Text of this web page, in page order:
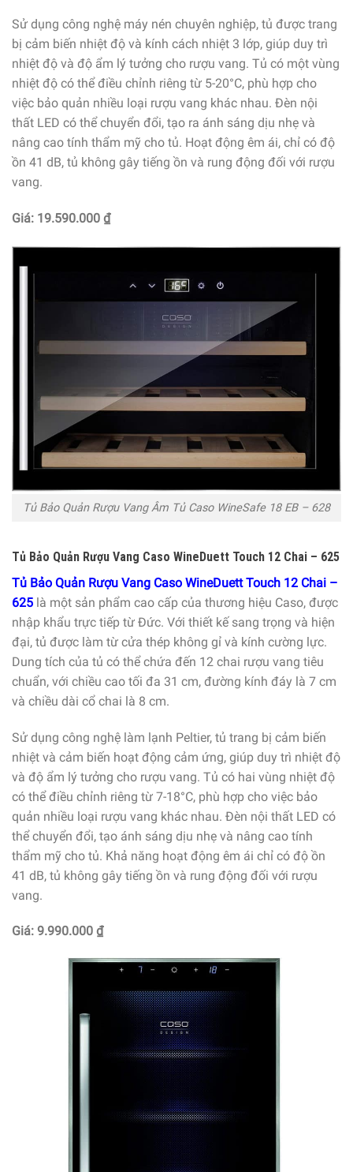
Sử dụng công nghệ máy nén chuyên nghiệp, tủ được trang
bị cảm biến nhiệt độ và kính cách nhiệt 3 lớp, giúp duy trì
nhiệt độ và độ ẩm lý tưởng cho rượu vang. Tủ có một vùng
nhiệt độ có thể điều chỉnh riêng từ 5-20°C, phù hợp cho
việc bảo quản nhiều loại rượu vang khác nhau. Đèn nội
thất LED có thể chuyển đổi, tạo ra ánh sáng dịu nhẹ và
nâng cao tính thẩm mỹ cho tủ. Hoạt động êm ái, chỉ có độ
ồn 41 dB, tủ không gây tiếng ồn và rung động đối với rượu
vang.
Giá: 19.590.000 ₫
Tủ Bảo Quản Rượu Vang Âm Tủ Caso WineSafe 18 EB – 628
Tủ Bảo Quản Rượu Vang Caso WineDuett Touch 12 Chai – 625
Tủ Bảo Quản Rượu Vang Caso WineDuett Touch 12 Chai –
625 là một sản phẩm cao cấp của thương hiệu Caso, được
nhập khẩu trực tiếp từ Đức. Với thiết kế sang trọng và hiện
đại, tủ được làm từ cửa thép không gỉ và kính cường lực.
Dung tích của tủ có thể chứa đến 12 chai rượu vang tiêu
chuẩn, với chiều cao tối đa 31 cm, đường kính đáy là 7 cm
và chiều dài cổ chai là 8 cm.
Sử dụng công nghệ làm lạnh Peltier, tủ trang bị cảm biến
nhiệt và cảm biến hoạt động cảm ứng, giúp duy trì nhiệt độ
và độ ẩm lý tưởng cho rượu vang. Tủ có hai vùng nhiệt độ
có thể điều chỉnh riêng từ 7-18°C, phù hợp cho việc bảo
quản nhiều loại rượu vang khác nhau. Đèn nội thất LED có
thể chuyển đổi, tạo ánh sáng dịu nhẹ và nâng cao tính
thẩm mỹ cho tủ. Khả năng hoạt động êm ái chỉ có độ ồn
41 dB, tủ không gây tiếng ồn và rung động đối với rượu
vang.
Giá: 9.990.000 ₫